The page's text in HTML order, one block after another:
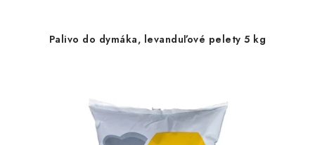
Palivo do dymáka, levanduľové pelety 5 kg